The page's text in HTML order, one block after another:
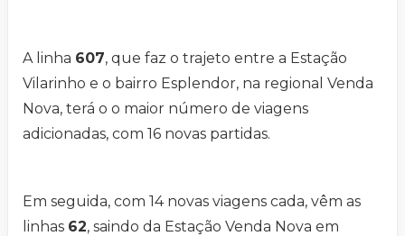
A linha 607, que faz o trajeto entre a Estação
Vilarinho e o bairro Esplendor, na regional Venda
Nova, terá o o maior número de viagens
adicionadas, com 16 novas partidas.
Em seguida, com 14 novas viagens cada, vêm as
linhas 62, saindo da Estação Venda Nova em